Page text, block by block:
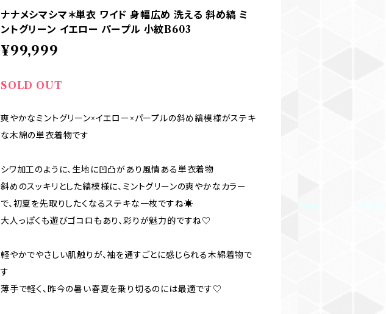
ナナメシマシマ＊単衣 ワイド 身幅広め 洗える 斜め縞 ミ
ントグリーン イエロー パープル 小紋B603
¥99,999
SOLD OUT
爽やかなミントグリーン×イエロー×パープルの斜め縞模様がステキ
な木綿の単衣着物です
シワ加工のように、生地に凹凸があり風情ある単衣着物
斜めのスッキリとした縞模様に、ミントグリーンの爽やかなカラー
で、初夏を先取りしたくなるステキな一枚ですね☀️
大人っぽくも遊びゴコロもあり、彩りが魅力的ですね♡
軽やかでやさしい肌触りが、袖を通すごとに感じられる木綿着物で
す
薄手で軽く、昨今の暑い春夏を乗り切るのには最適です♡